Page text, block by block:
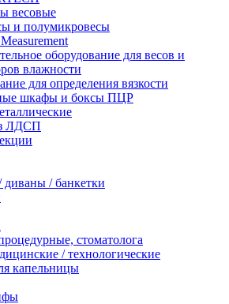
весовые
и полумикровесы
оборудование для весов и
влажности
для определения вязкости
шкафы и боксы ПЦР
ЛДСП
/ банкетки
стоматолога
/ технологические
капельницы